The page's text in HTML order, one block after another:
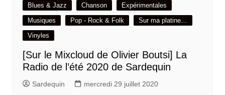
Blues & Jazz Chanson
Expérimentales
Musiques
Pop - Rock & Folk
Sur ma platine…
Vinyles
[Sur le Mixcloud de Olivier Boutsi] La
Radio de l’été 2020 de Sardequin
Sardequin mercredi 29 juillet 2020